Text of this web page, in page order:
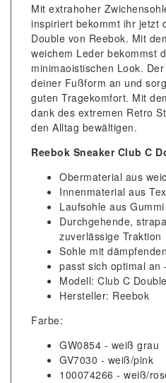
Mit extrahoher
inspiriert bekommt ihr jetzt
Double von Reebok. Mit
weichem Leder bekommst
minimaoistischen Look.
deiner Fußform an und
guten Tragekomfort. Mit
dank des extremen Retro
den Alltag bewältigen.
Reebok Sneaker Club C
Obermaterial aus
Innenmaterial aus
Laufsohle aus Gummi
Durchgehende,
zuverlässige Traktion
Sohle mit
passt sich optimal an
Modell: Club C
Hersteller: Reebok
Farbe:
GW0854 - weiß grau
GV7030 - weiß/pink
100074266 - weiß/